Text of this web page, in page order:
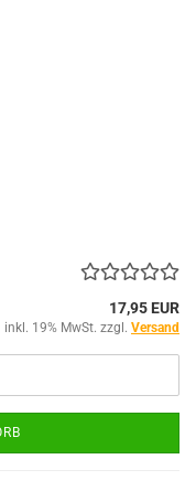
17,95 EUR
inkl. 19% MwSt. zzgl. Versand